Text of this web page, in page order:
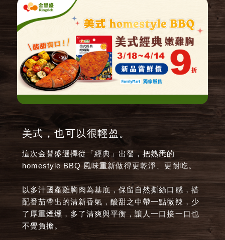
美式，也可以很輕盈。
這次金豐盛選擇從「經典」出發，把熟悉的
homestyle BBQ 風味重新做得更乾淨、更耐吃。
以多汁國產雞胸肉為基底，保留自然撕絲口感，搭
配番茄帶出的清新香氣，酸甜之中帶一點微辣，少
了厚重煙燻，多了清爽與平衡，讓人一口接一口也
不覺負擔。